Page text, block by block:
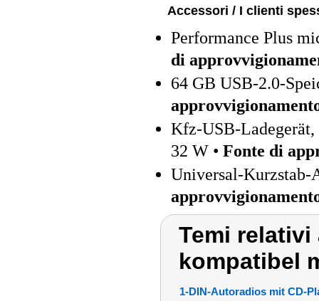
Accessori / I clienti
Performance Plus
di
64 GB USB-2.0-
Kfz-USB-
32 W • Fonte di
Universal-Kurzstab-
Temi relativi
kompatibel
1-DIN-Autoradios mit CD-